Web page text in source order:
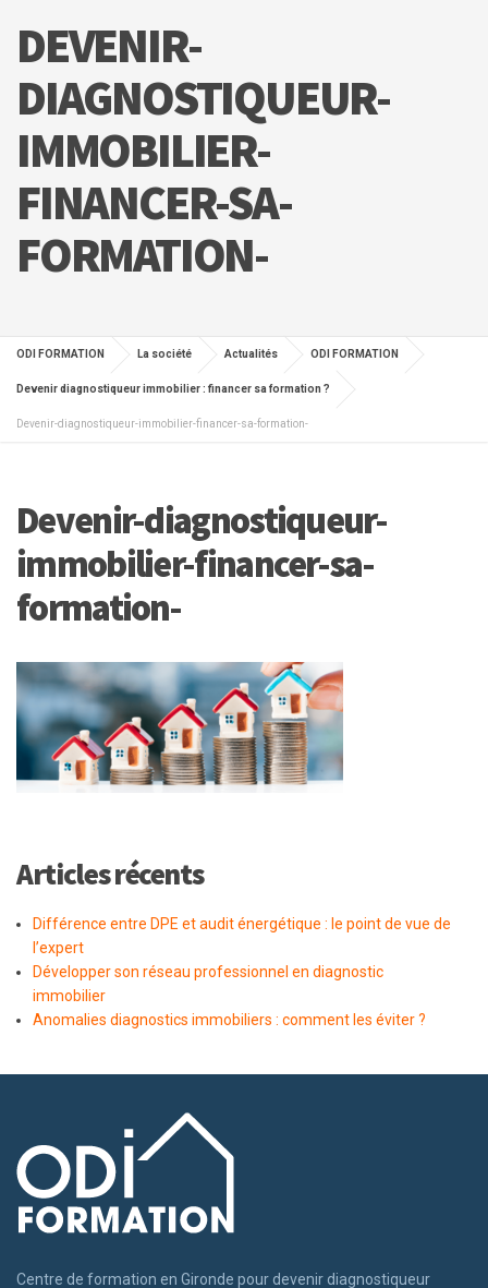
DEVENIR-
DIAGNOSTIQUEUR-
IMMOBILIER-
FINANCER-SA-
FORMATION-
ODI FORMATION La société Actualités ODI FORMATION
Devenir diagnostiqueur immobilier : financer sa formation ?
Devenir-diagnostiqueur-immobilier-financer-sa-formation-
Devenir-diagnostiqueur-
immobilier-financer-sa-
formation-
Articles récents
Différence entre DPE et audit énergétique : le point de vue de
l’expert
Développer son réseau professionnel en diagnostic
immobilier
Anomalies diagnostics immobiliers : comment les éviter ?
Centre de formation en Gironde pour devenir diagnostiqueur